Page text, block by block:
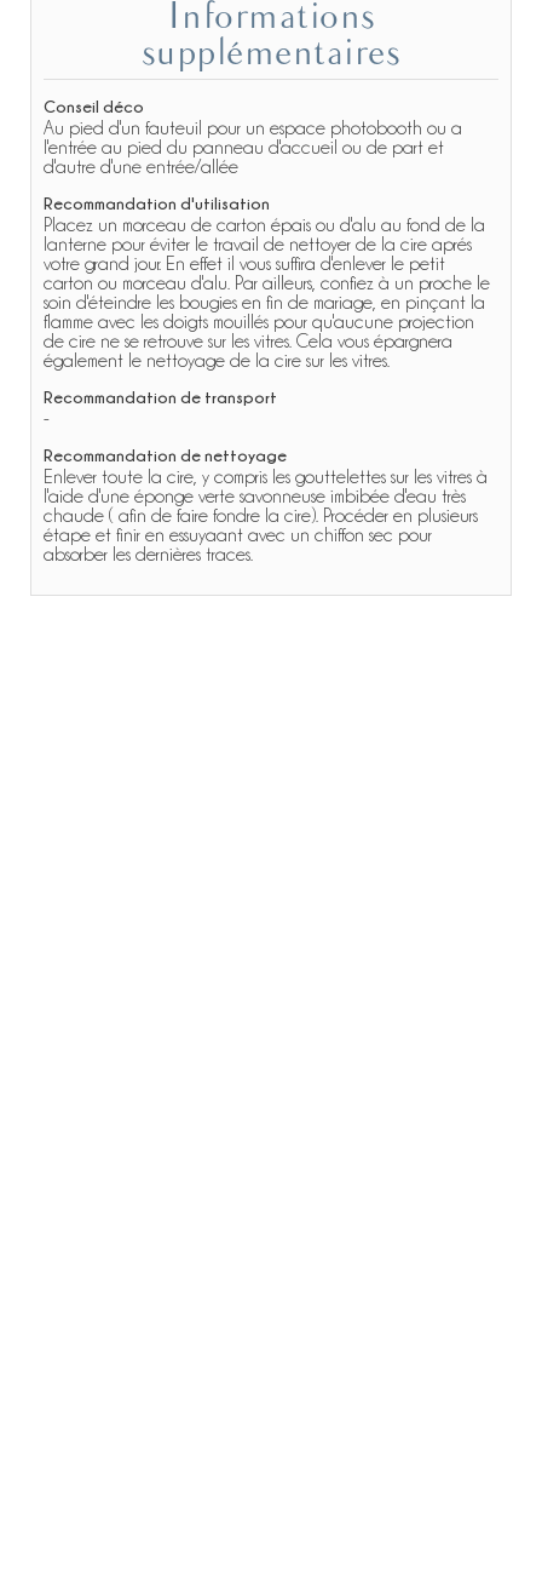
supplémentaires
Conseil déco
Au pied d'un fauteuil pour un espace photobooth ou a
l'entrée au pied du panneau d'accueil ou de part et
d'autre d'une entrée/allée
Recommandation d'utilisation
Placez un morceau de carton épais ou d'alu au fond de la
lanterne pour éviter le travail de nettoyer de la cire aprés
votre grand jour. En effet il vous suffira d'enlever le petit
carton ou morceau d'alu. Par ailleurs, confiez à un proche le
soin d'éteindre les bougies en fin de mariage, en pinçant la
flamme avec les doigts mouillés pour qu'aucune projection
de cire ne se retrouve sur les vitres. Cela vous épargnera
également le nettoyage de la cire sur les vitres.
Recommandation de transport
-
Recommandation de nettoyage
Enlever toute la cire, y compris les gouttelettes sur les vitres à
l'aide d'une éponge verte savonneuse imbibée d'eau très
chaude ( afin de faire fondre la cire). Procéder en plusieurs
étape et finir en essuyaant avec un chiffon sec pour
absorber les dernières traces.